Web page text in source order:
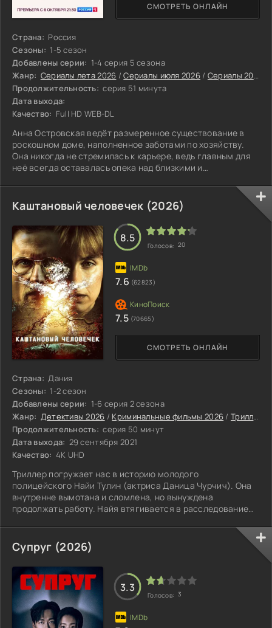
Страна: Россия
Сезоны: 1-5 сезон
Добавлены серии: 1-4 серия 5 сезона
Жанр: Сериалы лета 2026 /Сериалы июля 2026 / Сериалы 2026
Продолжительность: серия 51 минута
Дата выхода:
Качество: Full HD WEB-DL
Анна Островская ведёт размеренное существование в
роскошном доме, наполненное заботами по хозяйству.
Она никогда не стремилась к карьере, ведь главным для
неё всегда оставалась опека над близкими и
пока женщина посвящает себя воспитанию трёх дочерей,
которые растут в атмосфере любви и заботы. Идиллия
рушится, когда высшие силы обращают взор на Анну.
Небесный выбор падает на неё: обычная женщина
становится проводником, связующим звеном двух
СМОТРЕТЬ ОНЛАЙН
Каштановый человечек (2026)
Страна: Дания
Сезоны: 1-2 сезон
Добавлены серии: 1-6 серия 2 сезона
Жанр: Детективы 2026 / Криминальные фильмы 2026 /Триллеры 2026
Продолжительность: серия 50 минут
Дата выхода: 29 сентября 2021
Качество: 4K UHD
Триллер погружает нас в историю молодого
полицейского Найи Тулин (актриса Даница Чурчич). Она
внутренне вымотана и сломлена, но вынуждена
продолжать работу. Найя втягивается в расследование
СМОТРЕТЬ ОНЛАЙН
8.5
Голосов: 20
7.6 (62823)
7.5 (70665)
Супруг (2026)
3.3
Голосов: 3